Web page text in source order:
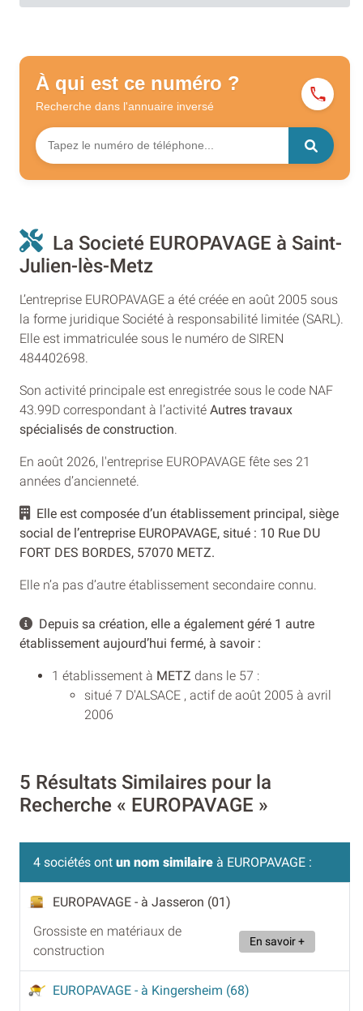
À qui est ce numéro ?
Recherche dans l'annuaire inversé
La Societé EUROPAVAGE à Saint-
Julien-lès-Metz
L’entreprise EUROPAVAGE a été créée en août 2005 sous
la forme juridique Société à responsabilité limitée (SARL).
Elle est immatriculée sous le numéro de SIREN
484402698.
Son activité principale est enregistrée sous le code NAF
43.99D correspondant à l’activité Autres travaux
spécialisés de construction
En août 2026, l'entreprise EUROPAVAGE fête ses 21
années d’ancienneté.
Elle est composée d’un établissement principal, siège
social de l’entreprise EUROPAVAGE, situé : 10 Rue DU
FORT DES BORDES, 57070 METZ.
Elle n’a pas d’autre établissement secondaire connu.
Depuis sa création, elle a également géré 1 autre
établissement aujourd’hui fermé, à savoir :
1 établissement à METZ dans le 57 :
situé 7 D'ALSACE , actif de août 2005 à avril
2006
5 Résultats Similaires pour la
Recherche « EUROPAVAGE »
4 sociétés ont un nom similaire à EUROPAVAGE :
EUROPAVAGE - à Jasseron (01)
Grossiste en matériaux de
construction
En savoir +
EUROPAVAGE - à Kingersheim (68)